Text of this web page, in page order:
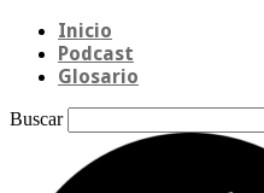
Inicio
Podcast
Glosario
Buscar